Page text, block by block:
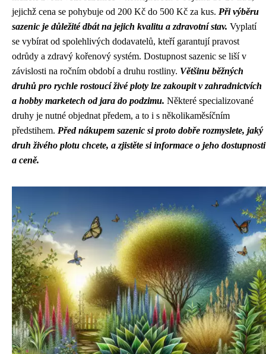
jejichž cena se pohybuje od 200 Kč do 500 Kč za kus. Při výběru
sazenic je důležité dbát na jejich kvalitu a zdravotní stav. Vyplatí
se vybírat od spolehlivých dodavatelů, kteří garantují pravost
odrůdy a zdravý kořenový systém. Dostupnost sazenic se liší v
závislosti na ročním období a druhu rostliny. Většinu běžných
druhů pro rychle rostoucí živé ploty lze zakoupit v zahradnictvích
a hobby marketech od jara do podzimu. Některé specializované
druhy je nutné objednat předem, a to i s několikaměsíčním
předstihem. Před nákupem sazenic si proto dobře rozmyslete, jaký
druh živého plotu chcete, a zjistěte si informace o jeho dostupnosti
a ceně.